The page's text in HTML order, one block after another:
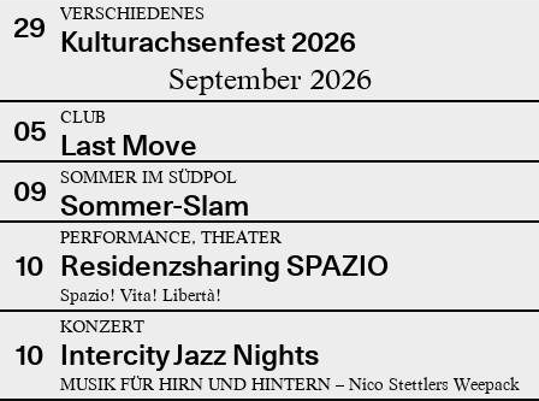
29 VERSCHIEDENES
Kulturachsenfest 2026
September 2026
05 CLUB
Last Move
09
SOMMER IM SÜDPOL
Sommer-Slam
10
PERFORMANCE, THEATER
Residenzsharing SPAZIO
Spazio! Vita! Libertà!
10
KONZERT
Intercity Jazz Nights
MUSIK FÜR HIRN UND HINTERN – Nico Stettlers Weepack